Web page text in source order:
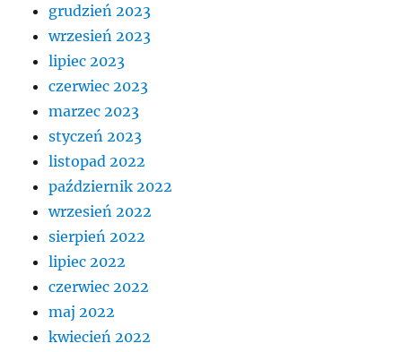
grudzień 2023
wrzesień 2023
lipiec 2023
czerwiec 2023
marzec 2023
styczeń 2023
listopad 2022
październik 2022
wrzesień 2022
sierpień 2022
lipiec 2022
czerwiec 2022
maj 2022
kwiecień 2022